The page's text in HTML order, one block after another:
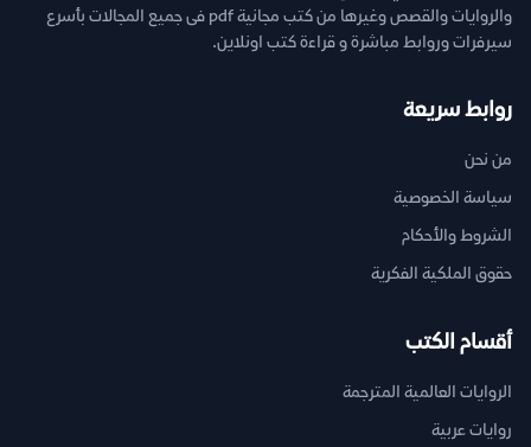
والروايات والقصص وغيرها من كتب مجانية pdf فى جميع المجالات بأسرع
سيرفرات وروابط مباشرة و قراءة كتب اونلاين.
روابط سريعة
من نحن
سياسة الخصوصية
الشروط والأحكام
حقوق الملكية الفكرية
أقسام الكتب
الروايات العالمية المترجمة
روايات عربية